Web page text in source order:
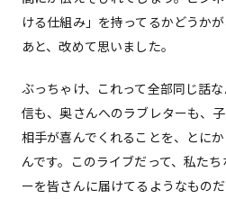
ける仕組み」を持ってるかどうか
あと、改めて思いました。
ぶっちゃけ、これって全部同じ話
信も、奥さんへのラブレターも、
相手が喜んでくれることを、とに
んです。このライブだって、私た
ーを皆さんに届けてるようなもの